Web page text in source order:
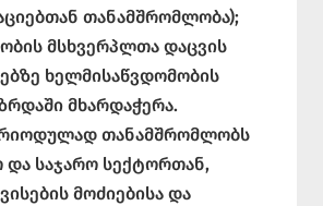
თანამშრომლობა);
მსხვერპლთა დაცვის
ხელმისაწვდომობის
მხარდაჭერა.
თანამშრომლობს
და საჯარო სექტორთან,
მოძიებისა და